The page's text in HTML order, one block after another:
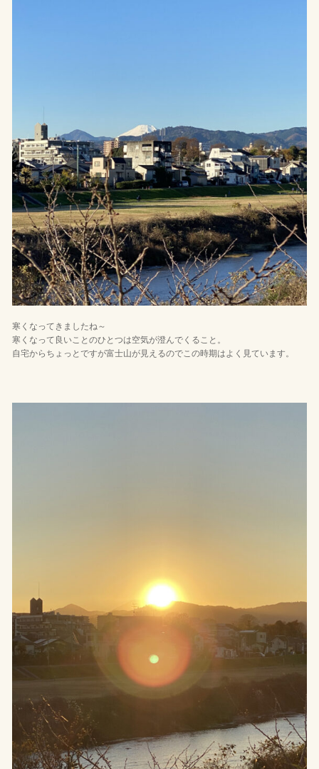
寒くなってきましたね～
寒くなって良いことのひとつは空気が澄んでくること。
自宅からちょっとですが富士山が見えるのでこの時期はよく見ています。